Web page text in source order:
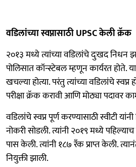
वडिलांच्या स्वप्नासाठी UPSC केली क्रॅक
२०१३ मध्ये त्यांच्या वडिलांचे दुःखद निधन
पोलिसात कॉन्स्टेबल म्हणून कार्यरत होते.
खचल्या होत्या. परंतु त्यांच्या वडिलांचे
परीक्षा क्रॅक करावी आणि मोठ्या पदावर
वडिलांचे स्वप्न पूर्ण करण्यासाठी स्वीटी
नोकरी सोडली. त्यांनी २०१९ मध्ये पहिल्याच
पास केली. त्यांनी १८७ रँक प्राप्त केली.
नियुक्ती झाली.